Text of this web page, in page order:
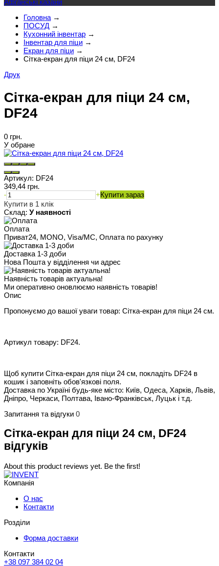
Афганські казани
Головна →
ПОСУД →
Кухонний інвентар →
Інвентар для піци →
Екран для піци →
Сітка-екран для піци 24 см, DF24
Друк
Сітка-екран для піци 24 см,
DF24
0 грн.
У обране
Артикул: DF24
349,44 грн.
-
+Купити зараз
Купити в 1 клік
Склад: У наявності
Оплата
Приват24, MONO, Visa/MC, Оплата по рахунку
Доставка 1-3 доби
Нова Пошта у відділення чи адрес
Наявність товарів актуальна!
Ми оперативно оновлюємо наявність товарів!
Опис
Пропонуємо до вашої уваги товар: Сітка-екран для піци 24 см.
Артикул товару: DF24.
Щоб купити Сітка-екран для піци 24 см, покладіть DF24 в
кошик і заповніть обов'язкові поля.
Доставка по Україні будь-яке місто: Київ, Одеса, Харків, Львів,
Дніпро, Черкаси, Полтава, Івано-Франківськ, Луцьк і т.д.
Запитання та відгуки 0
Сітка-екран для піци 24 см, DF24
відгуків
About this product reviews yet. Be the first!
Компанія
О нас
Контакти
Розділи
Форма доставки
Контакти
+38 097 384 02 04